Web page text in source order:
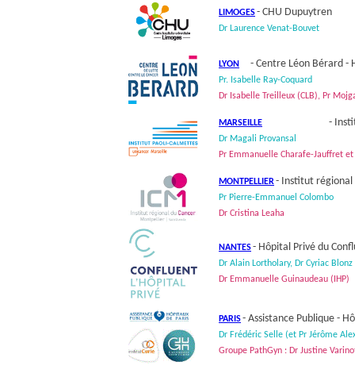
LIMOGES- CHU Dupuytren
Dr Laurence Venat-Bouvet
LYON - Centre Léon Bérard -
Pr. Isabelle Ray-Coquard
Dr Isabelle Treilleux (CLB), Pr
MARSEILLE -
Dr Magali Provansal
Pr Emmanuelle Charafe-Jauffret
MONTPELLIER- Institut régional
Pr Pierre-Emmanuel Colombo
Dr Cristina Leaha
NANTES- Hôpital Privé du
Dr Alain Lortholary, Dr Cyriac Blonz
Dr Emmanuelle Guinaudeau (IHP)
PARIS- Assistance Publique -
Dr Frédéric Selle (et Pr Jérôme
Groupe PathGyn : Dr Justine